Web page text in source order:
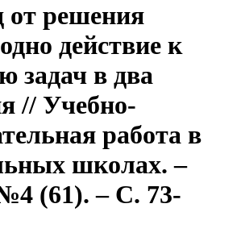
от решения
действие к
задач в два
// Учебно-
работа в
школах. –
(61). – С. 73-